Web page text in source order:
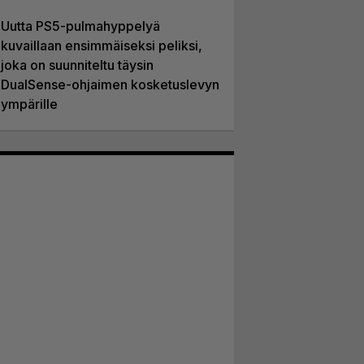
Uutta PS5-pulmahyppelyä
kuvaillaan ensimmäiseksi peliksi,
joka on suunniteltu täysin
DualSense-ohjaimen kosketuslevyn
ympärille